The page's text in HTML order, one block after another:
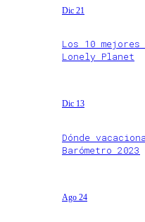
Dic 21
Los 10
Lonely Planet
Dic 13
Dónde
Barómetro 2023
Ago 24